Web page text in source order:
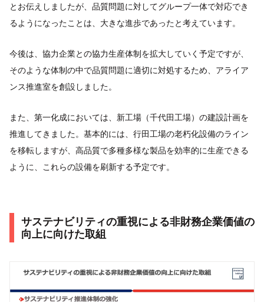
とお伝えしましたが、品質問題に対してグループ一体で対応でき
るようになったことは、大きな進歩であったと考えています。
今後は、協力企業との協力生産体制を拡大していく予定ですが、
そのような体制の中で品質問題に適切に対処するため、アライア
ンス推進室を創設しました。
また、第一化成においては、新工場（千代田工場）の建設計画を
推進してきました。基本的には、行田工場の老朽化設備のライン
を移転しますが、高品質で多種多様な製品を効率的に生産できる
ように、これらの設備を刷新する予定です。
サステナビリティの重視による非財務企業価値の
向上に向けた取組